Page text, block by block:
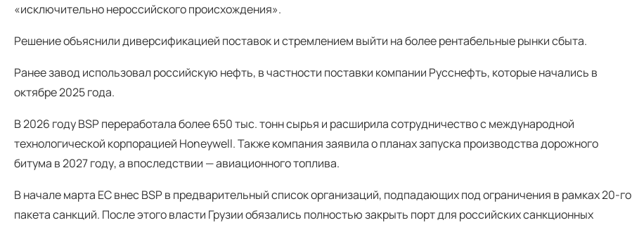
«исключительно нероссийского происхождения».
Решение объяснили диверсификацией поставок и стремлением выйти на более рентабельные рынки сбыта.
Ранее завод использовал российскую нефть, в частности поставки компании Русснефть, которые начались в
октябре 2025 года.
В 2026 году BSP переработала более 650 тыс. тонн сырья и расширила сотрудничество с международной
технологической корпорацией Honeywell. Также компания заявила о планах запуска производства дорожного
битума в 2027 году, а впоследствии — авиационного топлива.
В начале марта ЕС внес BSP в предварительный список организаций, подпадающих под ограничения в рамках 20-го
пакета санкций. После этого власти Грузии обязались полностью закрыть порт для российских санкционных